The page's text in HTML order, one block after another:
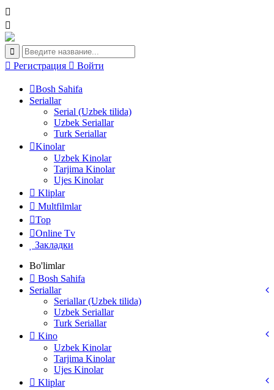
Регистрация Войти
Bosh Sahifa
Seriallar
Serial (Uzbek tilida)
Uzbek Seriallar
Turk Seriallar
Kinolar
Uzbek Kinolar
Tarjima Kinolar
Ujes Kinolar
Kliplar
Multfilmlar
Top
Online Tv
Закладки
Bo'limlar
Bosh Sahifa
Seriallar
Seriallar (Uzbek tilida)
Uzbek Seriallar
Turk Seriallar
Kino
Uzbek Kinolar
Tarjima Kinolar
Ujes Kinolar
Kliplar